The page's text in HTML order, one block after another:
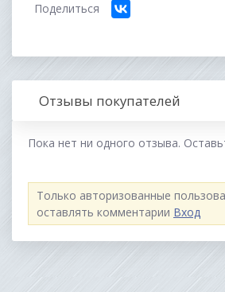
Поделиться
Отзывы покупателей
Пока нет ни одного отзыва.
Только авторизованные
оставлять комментарии Вход